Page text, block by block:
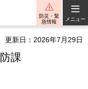
防災・緊
急情報
メニュー
更新日：2026年7月29日
課